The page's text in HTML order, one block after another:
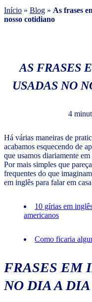
Início » Blog » As frases
nosso cotidiano
AS FRASES
USADAS NO
4
Há várias maneiras de
acabamos esquecendo de
que usamos diariamente
Por mais simples que
frequentes do que
em inglês para falar em
10 gírias em
americanos
Como ficaria
FRASES EM
NO DIA A DIA